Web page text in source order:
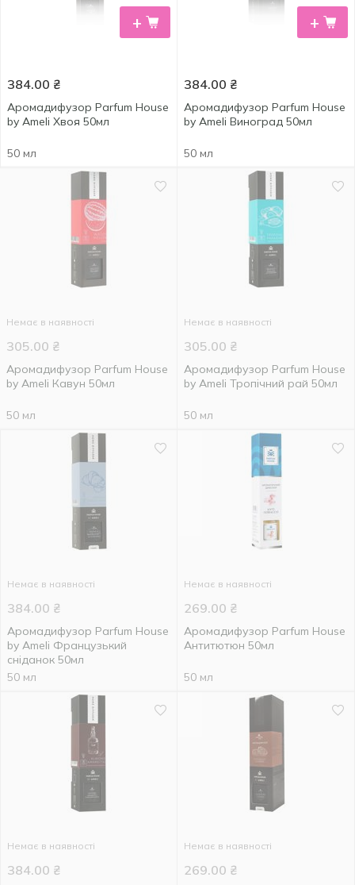
+
384.00 ₴
Аромадифузор Parfum House
by Ameli Хвоя 50мл
50 мл
+
384.00 ₴
Аромадифузор Parfum House
by Ameli Виноград 50мл
50 мл
Немає в наявності
305.00 ₴
Аромадифузор Parfum House
by Ameli Кавун 50мл
50 мл
Немає в наявності
305.00 ₴
Аромадифузор Parfum House
by Ameli Тропічний рай 50мл
50 мл
Немає в наявності
384.00 ₴
Аромадифузор Parfum House
by Ameli Французький
сніданок 50мл
50 мл
Немає в наявності
269.00 ₴
Аромадифузор Parfum House
Антитютюн 50мл
50 мл
Немає в наявності
384.00 ₴
Немає в наявності
269.00 ₴